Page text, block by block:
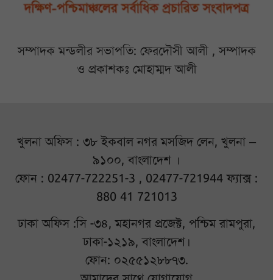
সম্পাদক মন্ডলীর সভাপতি: ফেরদৌসী আলী , সম্পাদক
ও প্রকাশকঃ মোহাম্মদ আলী
খুলনা অফিস : ৩৮ ইকবাল নগর মসজিদ লেন, খুলনা –
৯১০০, বাংলাদেশ ।
ফোন : 02477-722251-3 , 02477-721944 ফ্যাক্স :
880 41 721013
ঢাকা অফিস :সি -৩৪, মহানগর প্রজেক্ট, পশ্চিম রামপুরা,
ঢাকা-১২১৯, বাংলাদেশ।
ফোন: ০২৫৫১২৮৮৭৩.